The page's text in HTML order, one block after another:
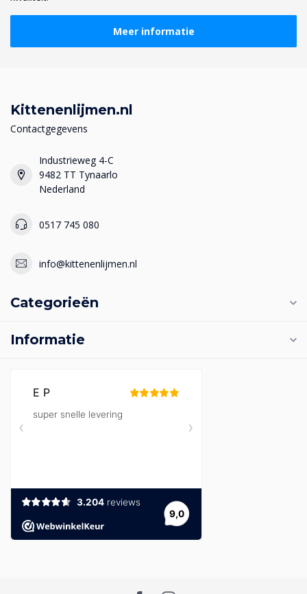
Meer informatie
Kittenenlijmen.nl
Contactgegevens
Industrieweg 4-C
9482 TT Tynaarlo
Nederland
0517 745 080
info@kittenenlijmen.nl
Categorieën
Informatie